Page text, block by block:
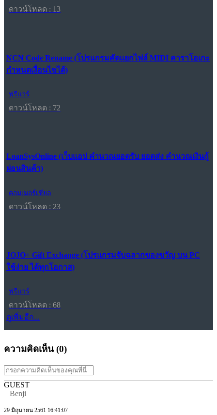
ดาวน์โหลด : 13
NCN Code Rename (โปรแกรมคัดแยกไฟล์ MIDI คาราโอเกะ
กำหนดเงื่อนไขได้)
ฟรีแวร์
ดาวน์โหลด : 72
LoanSysOnline (เว็บแอป คำนวณยอดรับ ยอดส่ง คำนวณเงินกู้
ผ่อนสินค้า)
คอมเมอร์เชียล
ดาวน์โหลด : 23
JOJO+ Gift Exchange (โปรแกรมจับฉลากของขวัญ บน PC
ใช้ง่าย ได้ทุกโอกาส)
ฟรีแวร์
ดาวน์โหลด : 68
ดูเพิ่มอีก...
ความคิดเห็น (0)
GUEST
Benji
29 มิถุนายน 2561 16:41:07